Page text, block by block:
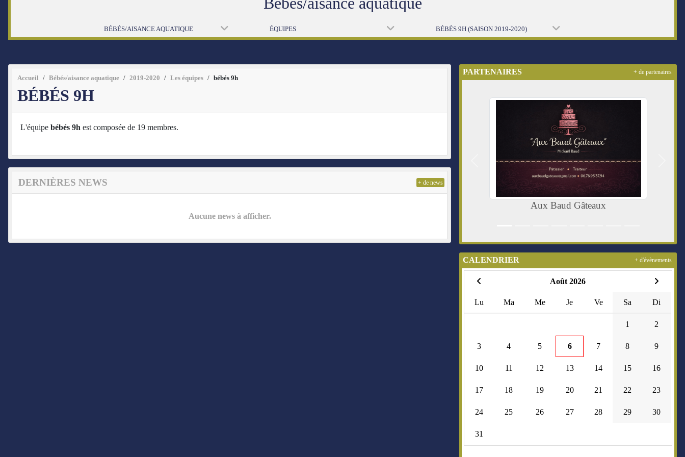
BÉBÉS/AISANCE AQUATIQUE ÉQUIPES BÉBÉS 9H (SAISON 2019-2020)
Accueil Bébés/aisance aquatique 2019-2020 Les équipes bébés 9h
BÉBÉS 9H
L'équipe bébés 9h est composée de 19 membres.
DERNIÈRES NEWS
Aucune news à afficher.
+ de news
PARTENAIRES
Aux Baud Gâteaux
+ de partenaires
CALENDRIER
Août 2026
Lu Ma Me Je Ve Sa Di
1 2
3 4 5 6 7 8 9
10 11 12 13 14 15 16
17 18 19 20 21 22 23
24 25 26 27 28 29 30
31
+ d'évènements